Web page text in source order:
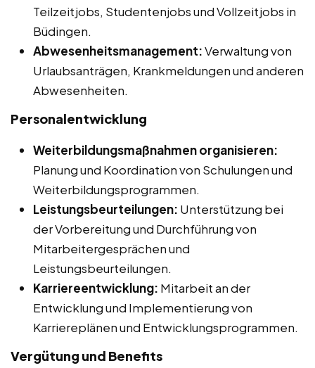
Teilzeitjobs, Studentenjobs und Vollzeitjobs in
Büdingen.
Abwesenheitsmanagement:Verwaltung von
Urlaubsanträgen, Krankmeldungen und anderen
Abwesenheiten.
Personalentwicklung
Weiterbildungsmaßnahmen organisieren:
Planung und Koordination von Schulungen und
Weiterbildungsprogrammen.
Leistungsbeurteilungen: Unterstützung bei
der Vorbereitung und Durchführung von
Mitarbeitergesprächen und
Leistungsbeurteilungen.
Karriereentwicklung: Mitarbeit an der
Entwicklung und Implementierung von
Karriereplänen und Entwicklungsprogrammen.
Vergütung und Benefits